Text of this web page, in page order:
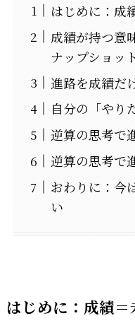
はじめに：成
成績が持つ意
ナップショッ
進路を成績だ
自分の「やり
逆算の思考で
逆算の思考で
おわりに：今
い
はじめに：成績